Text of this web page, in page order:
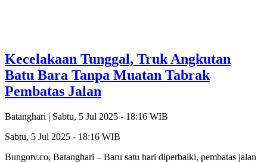
Kecelakaan Tunggal, Truk Angkutan
Batu Bara Tanpa Muatan Tabrak
Pembatas Jalan
Batanghari | Sabtu, 5 Jul 2025 - 18:16 WIB
Sabtu, 5 Jul 2025 - 18:16 WIB
Bungotv.co, Batanghari – Baru satu hari diperbaiki, pembatas jalan